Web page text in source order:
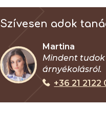
Szívesen adok
Martina
Mindent tudok
árnyékolásról.
+36 21 2122